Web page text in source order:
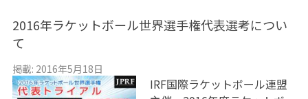
2016年ラケットボール世界選手権代表選考につい
て
掲載: 2016年5月18日
IRF国際ラケットボール連盟